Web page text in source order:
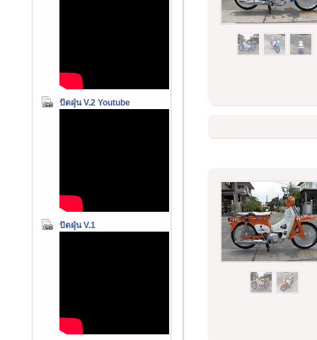
ปัดฝุ่น V.2 Youtube
ปัดฝุ่น V.1